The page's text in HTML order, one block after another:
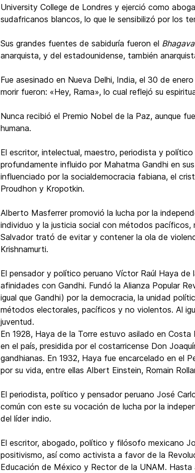
University College de Londres y ejerció como
sudafricanos blancos, lo que le sensibilizó por los
Sus grandes fuentes de sabiduría fueron el
anarquista, y del estadounidense, también
Fue asesinado en Nueva Delhi, India, el 30 de
morir fueron: «Hey, Rama», lo cual reflejó su
Nunca recibió el Premio Nobel de la Paz, aunque
humana.
El escritor, intelectual, maestro, periodista y
profundamente influido por Mahatma Gandhi en
influenciado por la socialdemocracia fabiana, el
Proudhon y Kropotkin.
Alberto Masferrer promovió la lucha por la
individuo y la justicia social con métodos
Salvador trató de evitar y contener la ola de
Krishnamurti.
El pensador y político peruano Víctor Raúl Haya
afinidades con Gandhi. Fundó la Alianza Popular
igual que Gandhi) por la democracia, la unidad
métodos electorales, pacíficos y no violentos. Al
juventud.
En 1928, Haya de la Torre estuvo asilado en
en el país, presidida por el costarricense Don
gandhianas. En 1932, Haya fue encarcelado en el
por su vida, entre ellas Albert Einstein, Romain
El periodista, político y pensador peruano José
común con este su vocación de lucha por la
del líder indio.
El escritor, abogado, político y filósofo mexicano
positivismo, así como activista a favor de la
Educación de México y Rector de la UNAM.